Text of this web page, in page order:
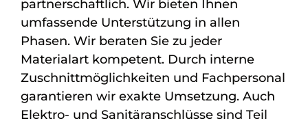
partnerschaftlich. Wir bieten Ihnen
umfassende Unterstützung in allen
Phasen. Wir beraten Sie zu jeder
Materialart kompetent. Durch interne
Zuschnittmöglichkeiten und Fachpersonal
garantieren wir exakte Umsetzung. Auch
Elektro- und Sanitäranschlüsse sind Teil